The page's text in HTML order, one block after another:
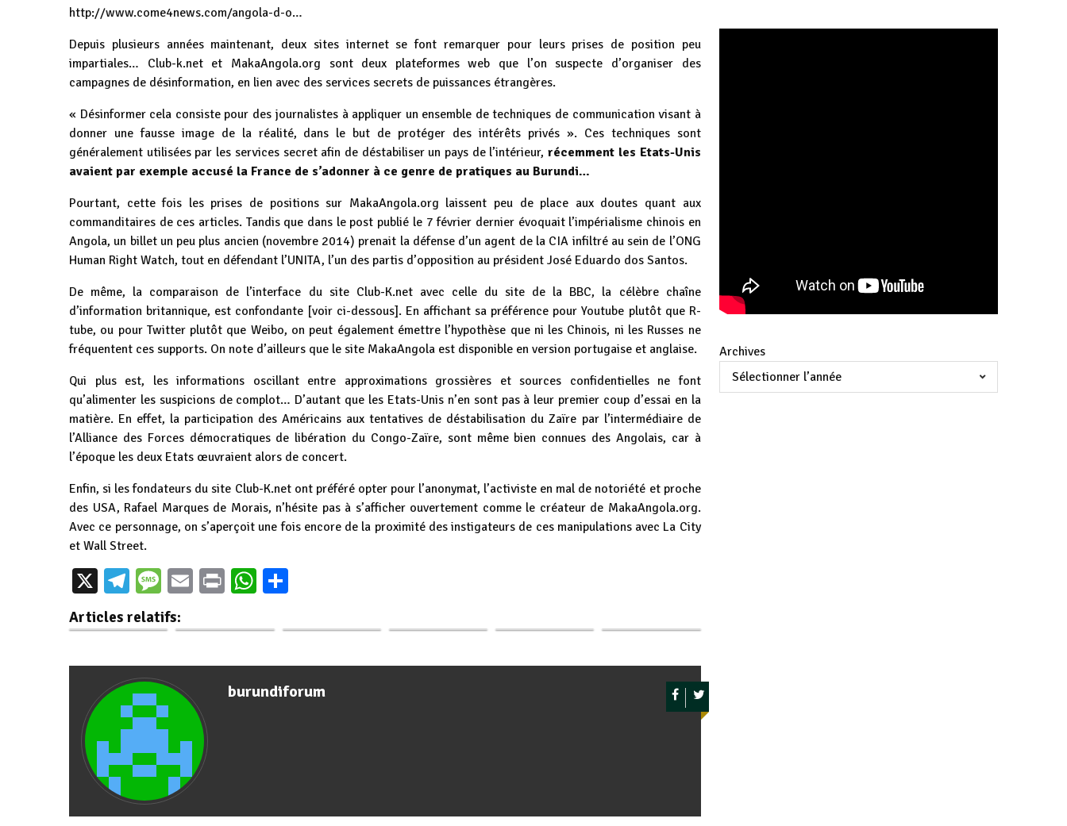
http://www.come4news.com/angola-d-o…
Depuis plusieurs années maintenant, deux sites internet se font remarquer pour leurs prises de position peu
impartiales… Club-k.net et MakaAngola.org sont deux plateformes web que l’on suspecte d’organiser des
campagnes de désinformation, en lien avec des services secrets de puissances étrangères.
« Désinformer cela consiste pour des journalistes à appliquer un ensemble de techniques de communication visant à
donner une fausse image de la réalité, dans le but de protéger des intérêts privés ». Ces techniques sont
généralement utilisées par les services secret afin de déstabiliser un pays de l’intérieur,récemment les Etats-Unis
avaient par exemple accusé la France de s’adonner à ce genre de pratiques au Burundi…
Pourtant, cette fois les prises de positions sur MakaAngola.org laissent peu de place aux doutes quant aux
commanditaires de ces articles. Tandis que dans le post publié le 7 février dernier évoquait l’impérialisme chinois en
Angola, un billet un peu plus ancien (novembre 2014) prenait la défense d’un agent de la CIA infiltré au sein de l’ONG
Human Right Watch, tout en défendant l’UNITA, l’un des partis d’opposition au président José Eduardo dos Santos.
De même, la comparaison de l’interface du site Club-K.net avec celle du site de la BBC, la célèbre chaîne
d’information britannique, est confondante [voir ci-dessous]. En affichant sa préférence pour Youtube plutôt que R-
tube, ou pour Twitter plutôt que Weibo, on peut également émettre l’hypothèse que ni les Chinois, ni les Russes ne
fréquentent ces supports. On note d’ailleurs que le site MakaAngola est disponible en version portugaise et anglaise.
Qui plus est, les informations oscillant entre approximations grossières et sources confidentielles ne font
qu’alimenter les suspicions de complot… D’autant que les Etats-Unis n’en sont pas à leur premier coup d’essai en la
matière. En effet, la participation des Américains aux tentatives de déstabilisation du Zaïre par l’intermédiaire de
l’Alliance des Forces démocratiques de libération du Congo-Zaïre, sont même bien connues des Angolais, car à
l’époque les deux Etats œuvraient alors de concert.
Enfin, si les fondateurs du site Club-K.net ont préféré opter pour l’anonymat, l’activiste en mal de notoriété et proche
des USA, Rafael Marques de Morais, n’hésite pas à s’afficher ouvertement comme le créateur de MakaAngola.org.
Avec ce personnage, on s’aperçoit une fois encore de la proximité des instigateurs de ces manipulations avec La City
et Wall Street.
X Telegram
Message
EmailPrintWhatsApp
Articles relatifs:
Burundi / Rwanda :
Démenti ferme à
les FDLR.
Burundi-SpaceX :
burundiforum
Archives